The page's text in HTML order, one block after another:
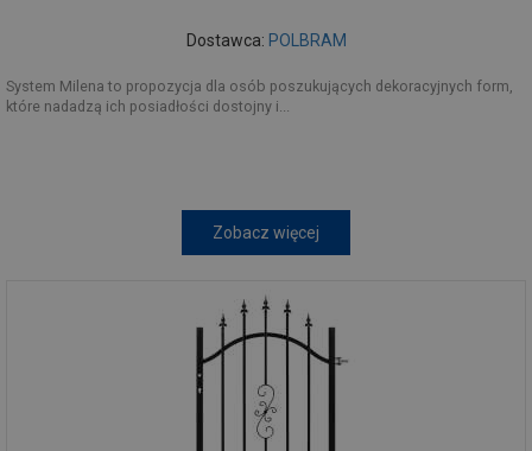
Dostawca: POLBRAM
System Milena to propozycja dla osób poszukujących dekoracyjnych form,
które nadadzą ich posiadłości dostojny i...
Zobacz więcej